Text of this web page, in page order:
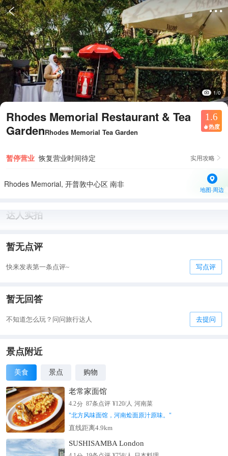
 
1/0
Rhodes Memorial Restaurant & Tea
GardenRhodes Memorial Tea Garden
1.6
 热度
暂停营业 恢复营业时间待定 实用攻略 
Rhodes Memorial, 开普敦中心区 南非
地图·周边
达人实拍
暂无点评
快来发表第一条点评~ 写点评
暂无回答
不知道怎么玩？问问旅行达人 去提问
景点附近
美食 景点 购物
老常家面馆
4.2分 87条点评 ¥120/人 河南菜
"北方风味面馆，河南烩面原汁原味。 "
直线距离4.9km
SUSHISAMBA London